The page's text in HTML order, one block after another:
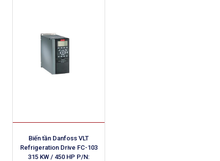
Biến tần Danfoss VLT
Refrigeration Drive FC-103
315 KW / 450 HP P/N: